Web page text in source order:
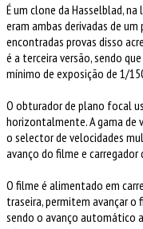
É um clone da Hasselblad,
eram ambas derivadas de
encontradas provas disso
é a terceira versão, sendo
mínimo de exposição de 1/
O obturador de plano focal
horizontalmente. A gama de
o selector de velocidades
avanço do filme e carregador
O filme é alimentado em
traseira, permitem avançar o
sendo o avanço automático